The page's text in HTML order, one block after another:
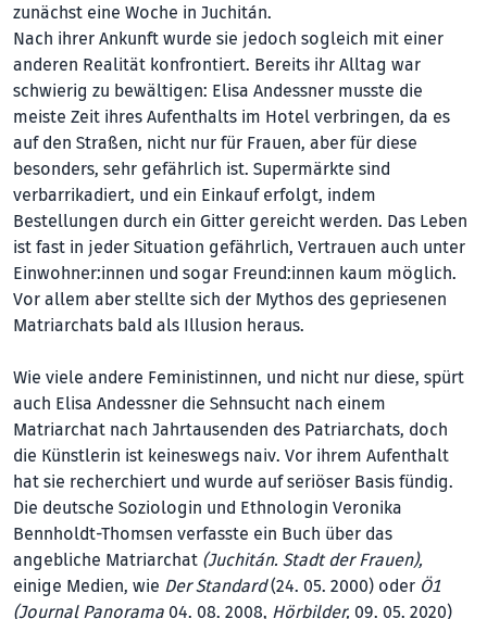
zunächst eine Woche in Juchitán.
Nach ihrer Ankunft wurde sie jedoch sogleich mit einer
anderen Realität konfrontiert. Bereits ihr Alltag war
schwierig zu bewältigen: Elisa Andessner musste die
meiste Zeit ihres Aufenthalts im Hotel verbringen, da es
auf den Straßen, nicht nur für Frauen, aber für diese
besonders, sehr gefährlich ist. Supermärkte sind
verbarrikadiert, und ein Einkauf erfolgt, indem
Bestellungen durch ein Gitter gereicht werden. Das Leben
ist fast in jeder Situation gefährlich, Vertrauen auch unter
Einwohner:innen und sogar Freund:innen kaum möglich.
Vor allem aber stellte sich der Mythos des gepriesenen
Matriarchats bald als Illusion heraus.
Wie viele andere Feministinnen, und nicht nur diese, spürt
auch Elisa Andessner die Sehnsucht nach einem
Matriarchat nach Jahrtausenden des Patriarchats, doch
die Künstlerin ist keineswegs naiv. Vor ihrem Aufenthalt
hat sie recherchiert und wurde auf seriöser Basis fündig.
Die deutsche Soziologin und Ethnologin Veronika
Bennholdt-Thomsen verfasste ein Buch über das
angebliche Matriarchat (Juchitán. Stadt der Frauen),
einige Medien, wie Der Standard(24. 05. 2000) oder Ö1
(Journal Panorama 04. 08. 2008, Hörbilder, 09. 05. 2020)